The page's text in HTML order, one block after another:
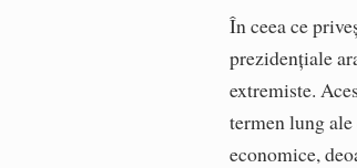
În ceea ce
prezidențiale
extremiste.
termen lung
economice,